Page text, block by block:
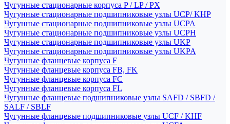
Чугунные стационарные корпуса P / LP / PX
Чугунные стационарные подшипниковые узлы UCP/ KHP
Чугунные стационарные подшипниковые узлы UCPA
Чугунные стационарные подшипниковые узлы UCPH
Чугунные стационарные подшипниковые узлы UKP
Чугунные стационарные подшипниковые узлы UKPA
Чугунные фланцевые корпуса F
Чугунные фланцевые корпуса FB, FK
Чугунные фланцевые корпуса FC
Чугунные фланцевые корпуса FL
Чугунные фланцевые подшипниковые узлы SAFD / SBFD /
SALF / SBLF
Чугунные фланцевые подшипниковые узлы UCF / KHF